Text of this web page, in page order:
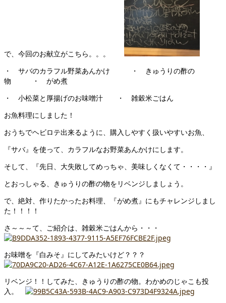
で、今回のお献立がこちら。。。
・ サバのカラフル野菜あんかけ ・ きゅうりの酢の
物 ・ がめ煮
・ 小松菜と厚揚げのお味噌汁 ・ 雑穀米ごはん
お魚料理にしました！
おうちでヘビロテ出来るように、購入しやすく扱いやすいお魚、
『サバ』を使って、カラフルなお野菜あんかけにします。
そして、『先日、大失敗してめっちゃ、美味しくなくて・・・・』
とおっしゃる、きゅうりの酢の物をリベンジしましょう。
で、絶対、作りたかったお料理、『がめ煮』にもチャレンジしまし
た！！！！
さ～～～て、ご紹介は、雑穀米ごはんから・・・
お味噌を『白みそ』にしてみたいけど？？？
リベンジ！！してみた、きゅうりの酢の物。わかめのじゃこも投
入。